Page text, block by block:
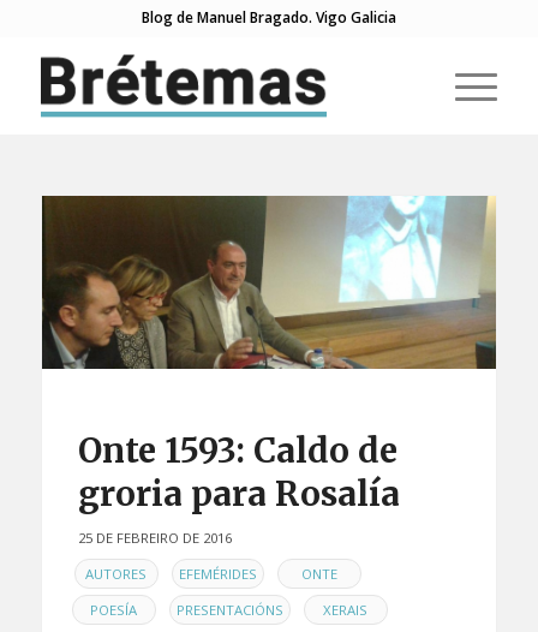
Blog de Manuel Bragado. Vigo Galicia
Onte 1593: Caldo de
groria para Rosalía
25 DE FEBREIRO DE 2016
EN AUTORES , EFEMÉRIDES , ONTE ,
POESÍA , PRESENTACIÓNS , XERAIS